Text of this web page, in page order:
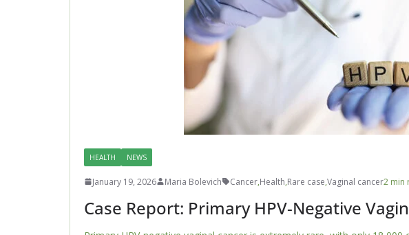
HEALTH NEWS
January 19, 2026 Maria Bolevich Cancer,Health,Rare case,Vaginal cancer2 min
Case Report: Primary HPV-Negative